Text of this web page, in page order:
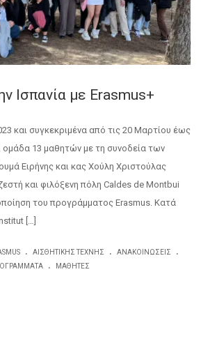
Ισπανία με Erasmus+
και συγκεκριμένα από τις 20 Μαρτίου έως
ομάδα 13 μαθητών με τη συνοδεία των
Ειρήνης και κας Χούλη Χριστούλας
και φιλόξενη πόλη Caldes de Montbui
του προγράμματος Erasmus. Κατά
[…]
. ΑΙΣΘΗΤΙΚΉΣ ΤΈΧΝΗΣ . ΑΝΑΚΟΙΝΏΣΕΙΣ .
. ΜΑΘΗΤΈΣ